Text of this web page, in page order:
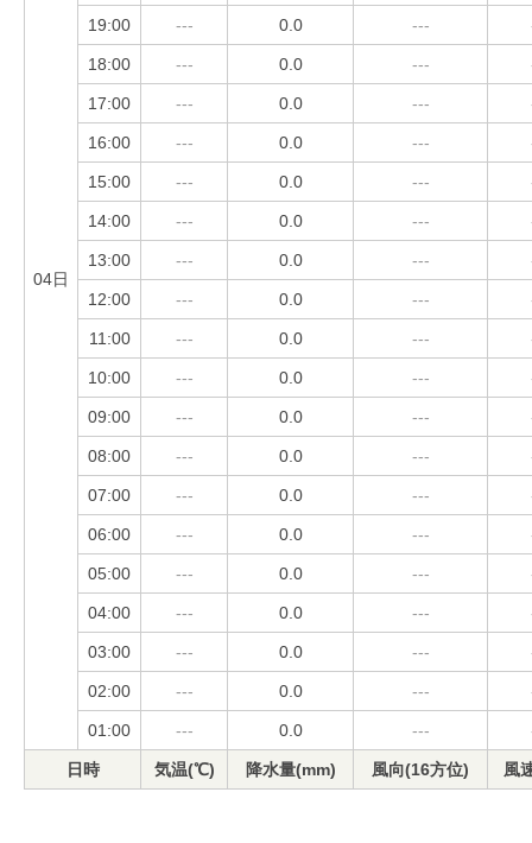
04日
19:00 --- 0.0 ---
18:00 --- 0.0 ---
17:00 --- 0.0 ---
16:00 --- 0.0 ---
15:00 --- 0.0 ---
14:00 --- 0.0 ---
13:00 --- 0.0 ---
12:00 --- 0.0 ---
11:00 --- 0.0 ---
10:00 --- 0.0 ---
09:00 --- 0.0 ---
08:00 --- 0.0 ---
07:00 --- 0.0 ---
06:00 --- 0.0 ---
05:00 --- 0.0 ---
04:00 --- 0.0 ---
03:00 --- 0.0 ---
02:00 --- 0.0 ---
01:00 --- 0.0 ---
日時 気温(℃) 降水量(mm) 風向(16方位) 風